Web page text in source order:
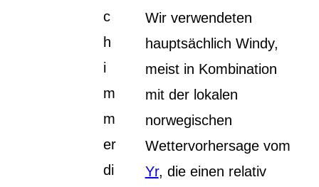
c
h
i
m
m
er
di
Wir verwendeten
hauptsächlich Windy,
meist in Kombination
mit der lokalen
norwegischen
Wettervorhersage vom
Yr, die einen relativ